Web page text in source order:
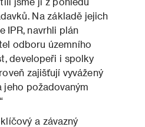
Na základě jejich
IPR, navrhli plán
odboru územního
developeři i spolky
zajišťují vyvážený
požadovaným
a závazný